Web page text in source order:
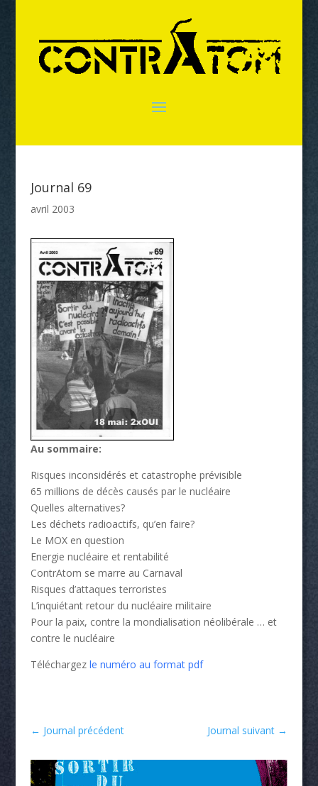
Journal 69
avril 2003
Au sommaire:
Risques inconsidérés et catastrophe prévisible
65 millions de décès causés par le nucléaire
Quelles alternatives?
Les déchets radioactifs, qu’en faire?
Le MOX en question
Energie nucléaire et rentabilité
ContrAtom se marre au Carnaval
Risques d’attaques terroristes
L’inquiétant retour du nucléaire militaire
Pour la paix, contre la mondialisation néolibérale … et
contre le nucléaire
Téléchargez le numéro au format pdf
← Journal précédent Journal suivant →